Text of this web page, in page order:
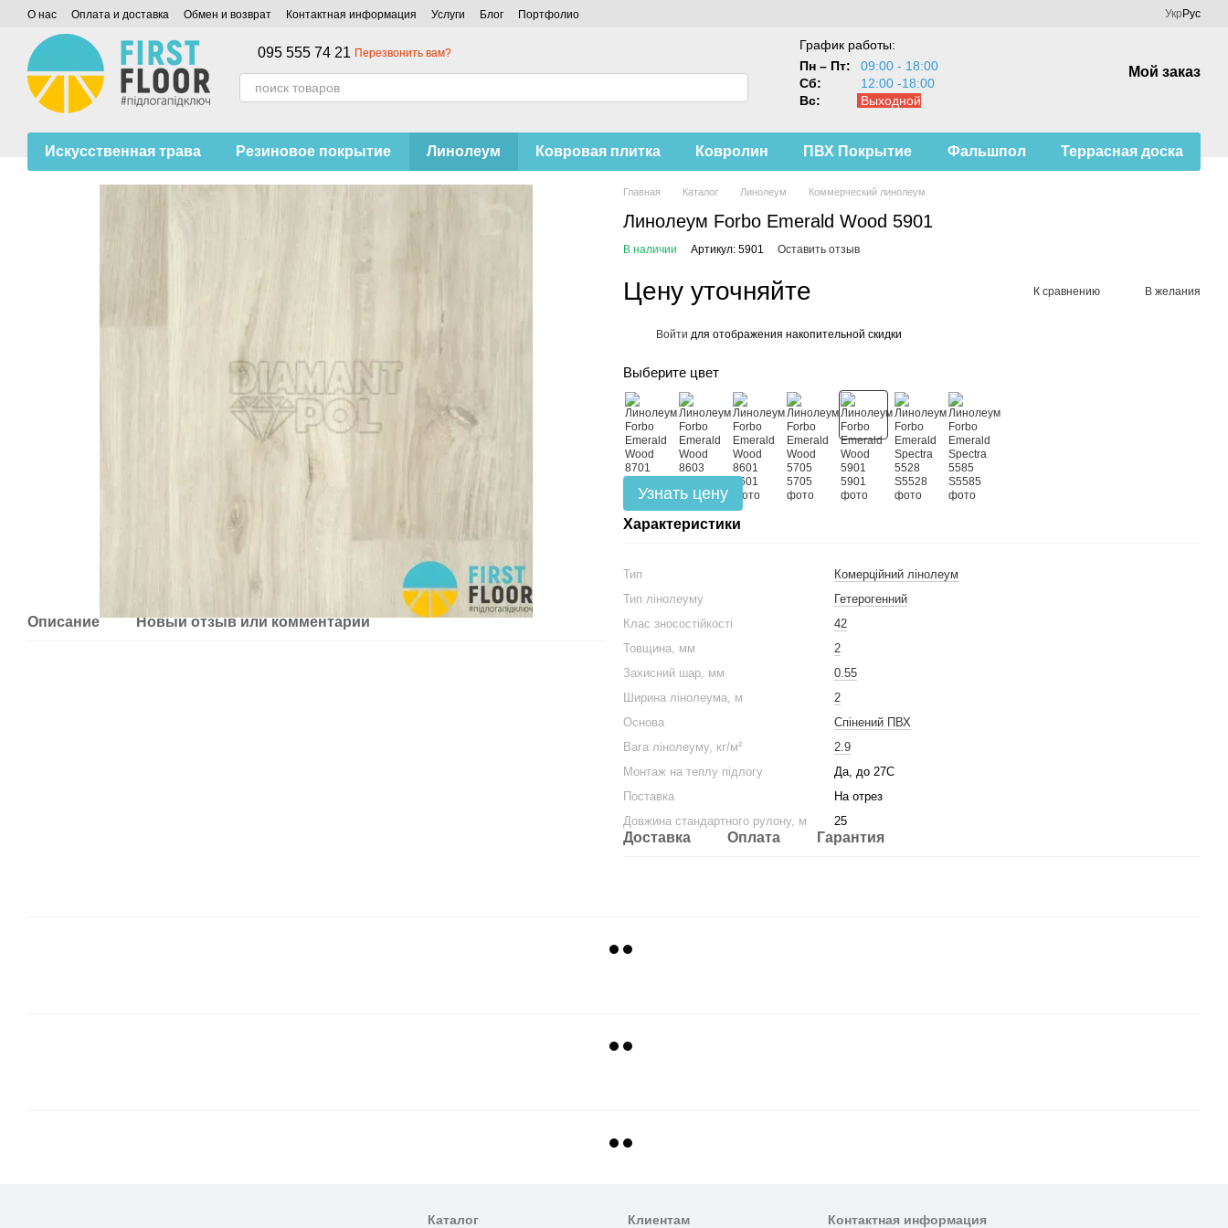
Перейти к основному контенту
О нас Оплата и доставка Обмен и возврат Контактная информация Услуги Блог Портфолио Укр Рус
095 555 74 21 Перезвонить вам?
График работы:
Пн – Пт:
09:00 - 18:00
Сб:
12:00 -18:00
Вс:
Выходной
Мой заказ
Искусственная трава Резиновое покрытие Линолеум Ковровая плитка Ковролин ПВХ Покрытие Фальшпол Террасная доска
Описание Новый отзыв или комментарий
Главная Каталог Линолеум Коммерческий линолеум
Линолеум Forbo Emerald Wood 5901
В наличии Артикул: 5901 Оставить отзыв
Цену уточняйте К сравнению В желания
Войти для отображения накопительной скидки
Выберите цвет
Узнать цену
Характеристики
Тип
Комерційний лінолеум
Тип лінолеуму
Гетерогенний
Клас зносостійкості
42
Товщина, мм
2
Захисний шар, мм
0.55
Ширина лінолеума, м
2
Основа
Спінений ПВХ
Вага лінолеуму, кг/м²
2.9
Монтаж на теплу підлогу
Да, до 27С
Поставка
На отрез
Довжина стандартного рулону, м
25
Доставка Оплата Гарантия
Каталог Клиентам Контактная информация